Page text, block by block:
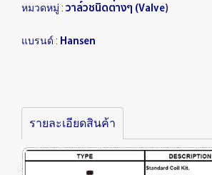
หมวดหมู่ : วาล์วชนิดต่างๆ (Valve)
แบรนด์ : Hansen
รายละเอียดสินค้า